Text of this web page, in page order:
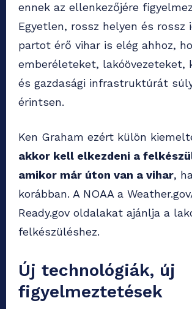
ennek az ellenkezőjére
Egyetlen, rossz helyen és rossz
partot érő vihar is elég ahhoz,
emberéleteket, lakóövezeteket,
és gazdasági infrastruktúrát
érintsen.
Ken Graham ezért külön
akkor kell elkezdeni a
amikor már úton van a vihar,
korábban. A NOAA a
Ready.gov oldalakat ajánlja a
felkészüléshez.
Új technológiák, új
figyelmeztetések